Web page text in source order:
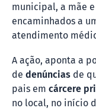
municipal, a mãe
encaminhados a
atendimento
A ação, aponta a
de denúncias de
pais em cárcere
no local, no início